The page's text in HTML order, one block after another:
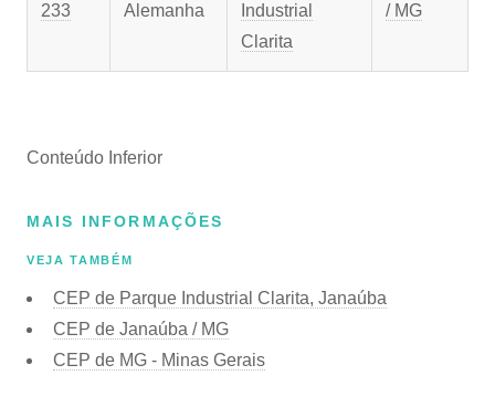
233
Alemanha
Industrial
Clarita
/ MG
Conteúdo Inferior
MAIS INFORMAÇÕES
VEJA TAMBÉM
CEP de Parque Industrial Clarita, Janaúba
CEP de Janaúba / MG
CEP de MG - Minas Gerais